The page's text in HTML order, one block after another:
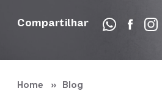
Compartilhar
Home
Blog